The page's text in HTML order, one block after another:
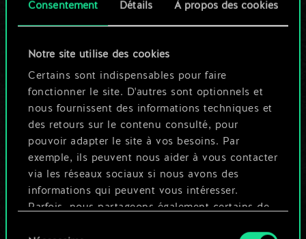
Consentement Détails À propos des cookies
Notre site utilise des cookies
Certains sont indispensables pour faire
fonctionner le site. D'autres sont optionnels et
nous fournissent des informations techniques et
des retours sur le contenu consulté, pour
pouvoir adapter le site à vos besoins. Par
exemple, ils peuvent nous aider à vous contacter
via les réseaux sociaux si nous avons des
informations qui peuvent vous intéresser.
Parfois, nous partageons également certains de
n'est qu'un jeu de
cartes partagé.
Mais cela peut être
tellement plus !
Nommer ce jeu et créer un guide
Modifier le jeu